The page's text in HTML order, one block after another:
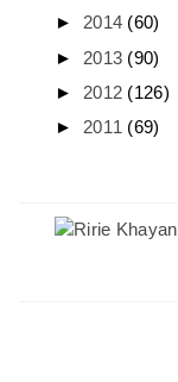
► 2014 (60)
► 2013 (90)
► 2012 (126)
► 2011 (69)